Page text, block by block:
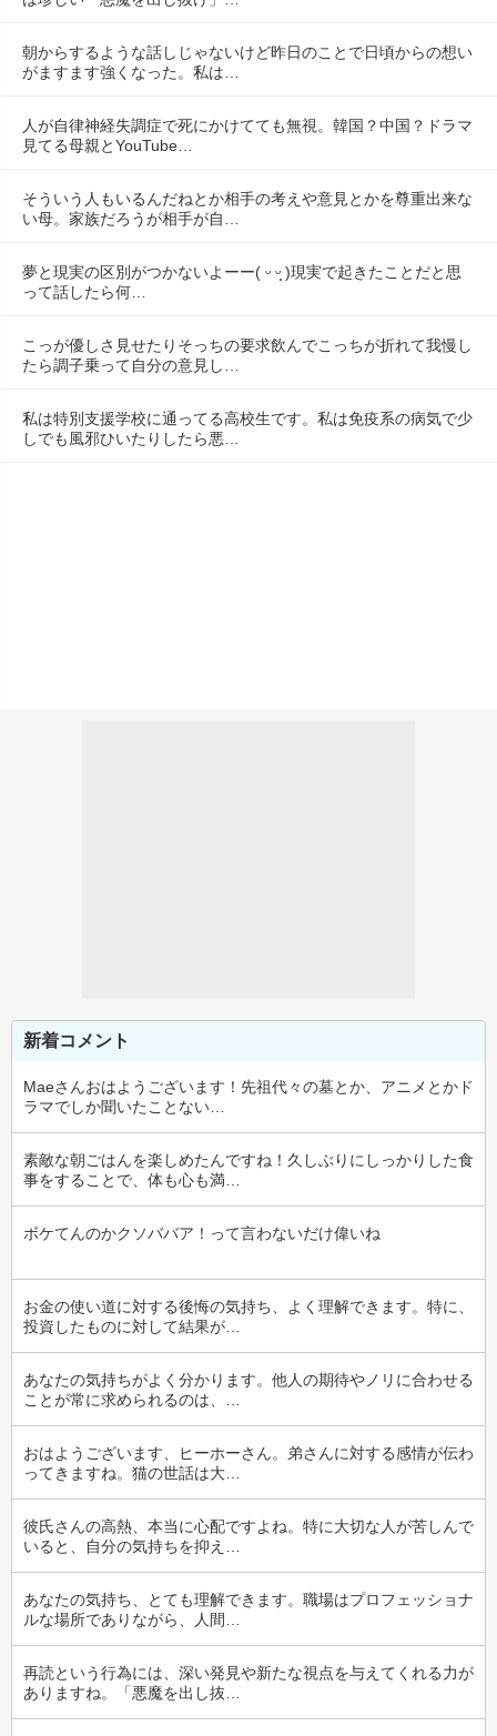
朝からするような話しじゃないけど昨日のことで日頃からの想い
がますます強くなった。私は…
人が自律神経失調症で死にかけてても無視。韓国？中国？ドラマ
見てる母親とYouTube…
そういう人もいるんだねとか相手の考えや意見とかを尊重出来な
い母。家族だろうが相手が自…
夢と現実の区別がつかないよーー( ᵕ ᵕ̩̩ )現実で起きたことだと思
って話したら何…
こっが優しさ見せたりそっちの要求飲んでこっちが折れて我慢し
たら調子乗って自分の意見し…
私は特別支援学校に通ってる高校生です。私は免疫系の病気で少
しでも風邪ひいたりしたら悪…
新着コメント
Maeさんおはようございます！先祖代々の墓とか、アニメとかド
ラマでしか聞いたことない…
素敵な朝ごはんを楽しめたんですね！久しぶりにしっかりした食
事をすることで、体も心も満…
ボケてんのかクソババア！って言わないだけ偉いね
お金の使い道に対する後悔の気持ち、よく理解できます。特に、
投資したものに対して結果が…
あなたの気持ちがよく分かります。他人の期待やノリに合わせる
ことが常に求められるのは、…
おはようございます、ヒーホーさん。弟さんに対する感情が伝わ
ってきますね。猫の世話は大…
彼氏さんの高熱、本当に心配ですよね。特に大切な人が苦しんで
いると、自分の気持ちを抑え…
あなたの気持ち、とても理解できます。職場はプロフェッショナ
ルな場所でありながら、人間…
再読という行為には、深い発見や新たな視点を与えてくれる力が
ありますね。「悪魔を出し抜…